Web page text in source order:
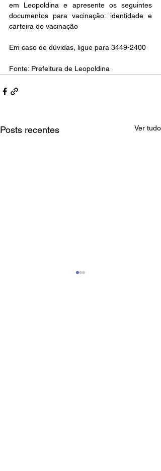
em Leopoldina e apresente os seguintes
documentos para vacinação: identidade e
carteira de vacinação
Em caso de dúvidas, ligue para 3449-2400
Fonte: Prefeitura de Leopoldina
Posts recentes Ver tudo